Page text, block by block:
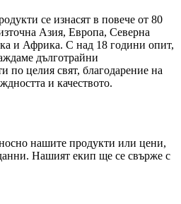
се изнасят в повече от 80
Азия, Европа, Северна
и Африка. С над 18 години опит,
дълготрайни
по целия свят, благодарение на
и качеството.
нашите продукти или цени,
Нашият екип ще се свърже с